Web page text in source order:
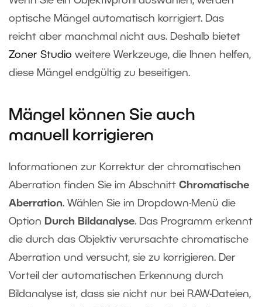
optische Mängel automatisch korrigiert. Das
reicht aber manchmal nicht aus. Deshalb bietet
Zoner Studio weitere Werkzeuge, die Ihnen helfen,
diese Mängel endgültig zu beseitigen.
Mängel können Sie auch
manuell korrigieren
Informationen zur Korrektur der chromatischen
Aberration finden Sie im Abschnitt Chromatische
Aberration. Wählen Sie im Dropdown-Menü die
Option Durch Bildanalyse. Das Programm erkennt
die durch das Objektiv verursachte chromatische
Aberration und versucht, sie zu korrigieren. Der
Vorteil der automatischen Erkennung durch
Bildanalyse ist, dass sie nicht nur bei RAW-Dateien,